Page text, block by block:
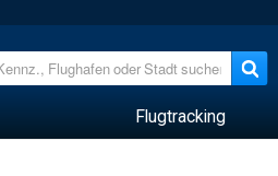
Flugtracking